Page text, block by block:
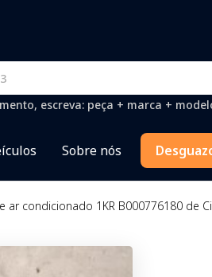
escreva: peça + marca +
Sobre nós
ar condicionado 1KR B000776180 de